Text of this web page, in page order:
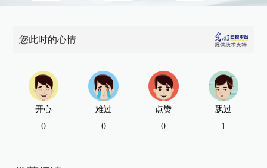
您此时的心情
开心
0
难过
0
点赞
0
飘过
1